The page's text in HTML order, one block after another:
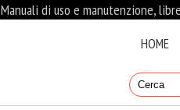
Manuali di uso e manutenzione,
HOME